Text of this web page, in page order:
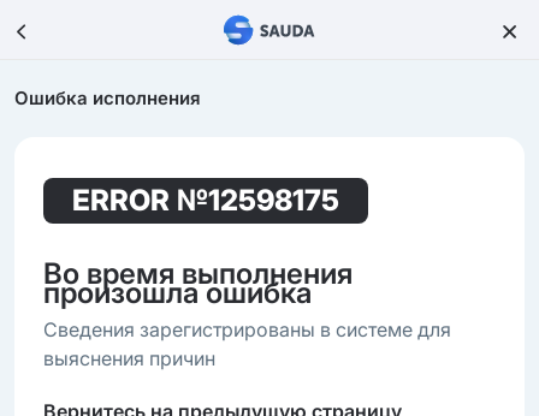
Ошибка исполнения
ERROR №12598175
Во время выполнения
произошла ошибка
Сведения зарегистрированы в системе для
выяснения причин
Вернитесь на предыдущую страницу